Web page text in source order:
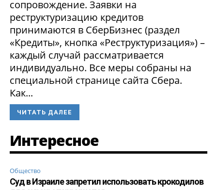
сопровождение. Заявки на
реструктуризацию кредитов
принимаются в СберБизнес (раздел
«Кредиты», кнопка «Реструктуризация») –
каждый случай рассматривается
индивидуально. Все меры собраны на
специальной странице сайта Сбера.
Как...
ЧИТАТЬ ДАЛЕЕ
Интересное
Общество
Суд в Израиле запретил использовать крокодилов